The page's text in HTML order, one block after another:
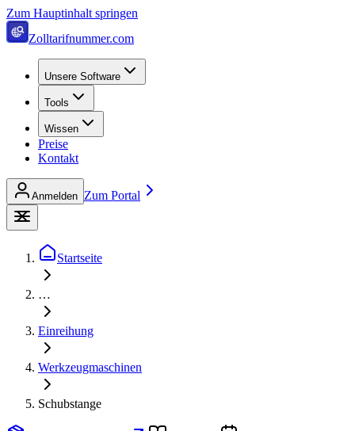
Zum Hauptinhalt springen
Zolltarifnummer.com
Unsere Software
Tools
Wissen
Preise
Kontakt
Anmelden Zum Portal
Startseite
…
Einreihung
Werkzeugmaschinen
Schubstange